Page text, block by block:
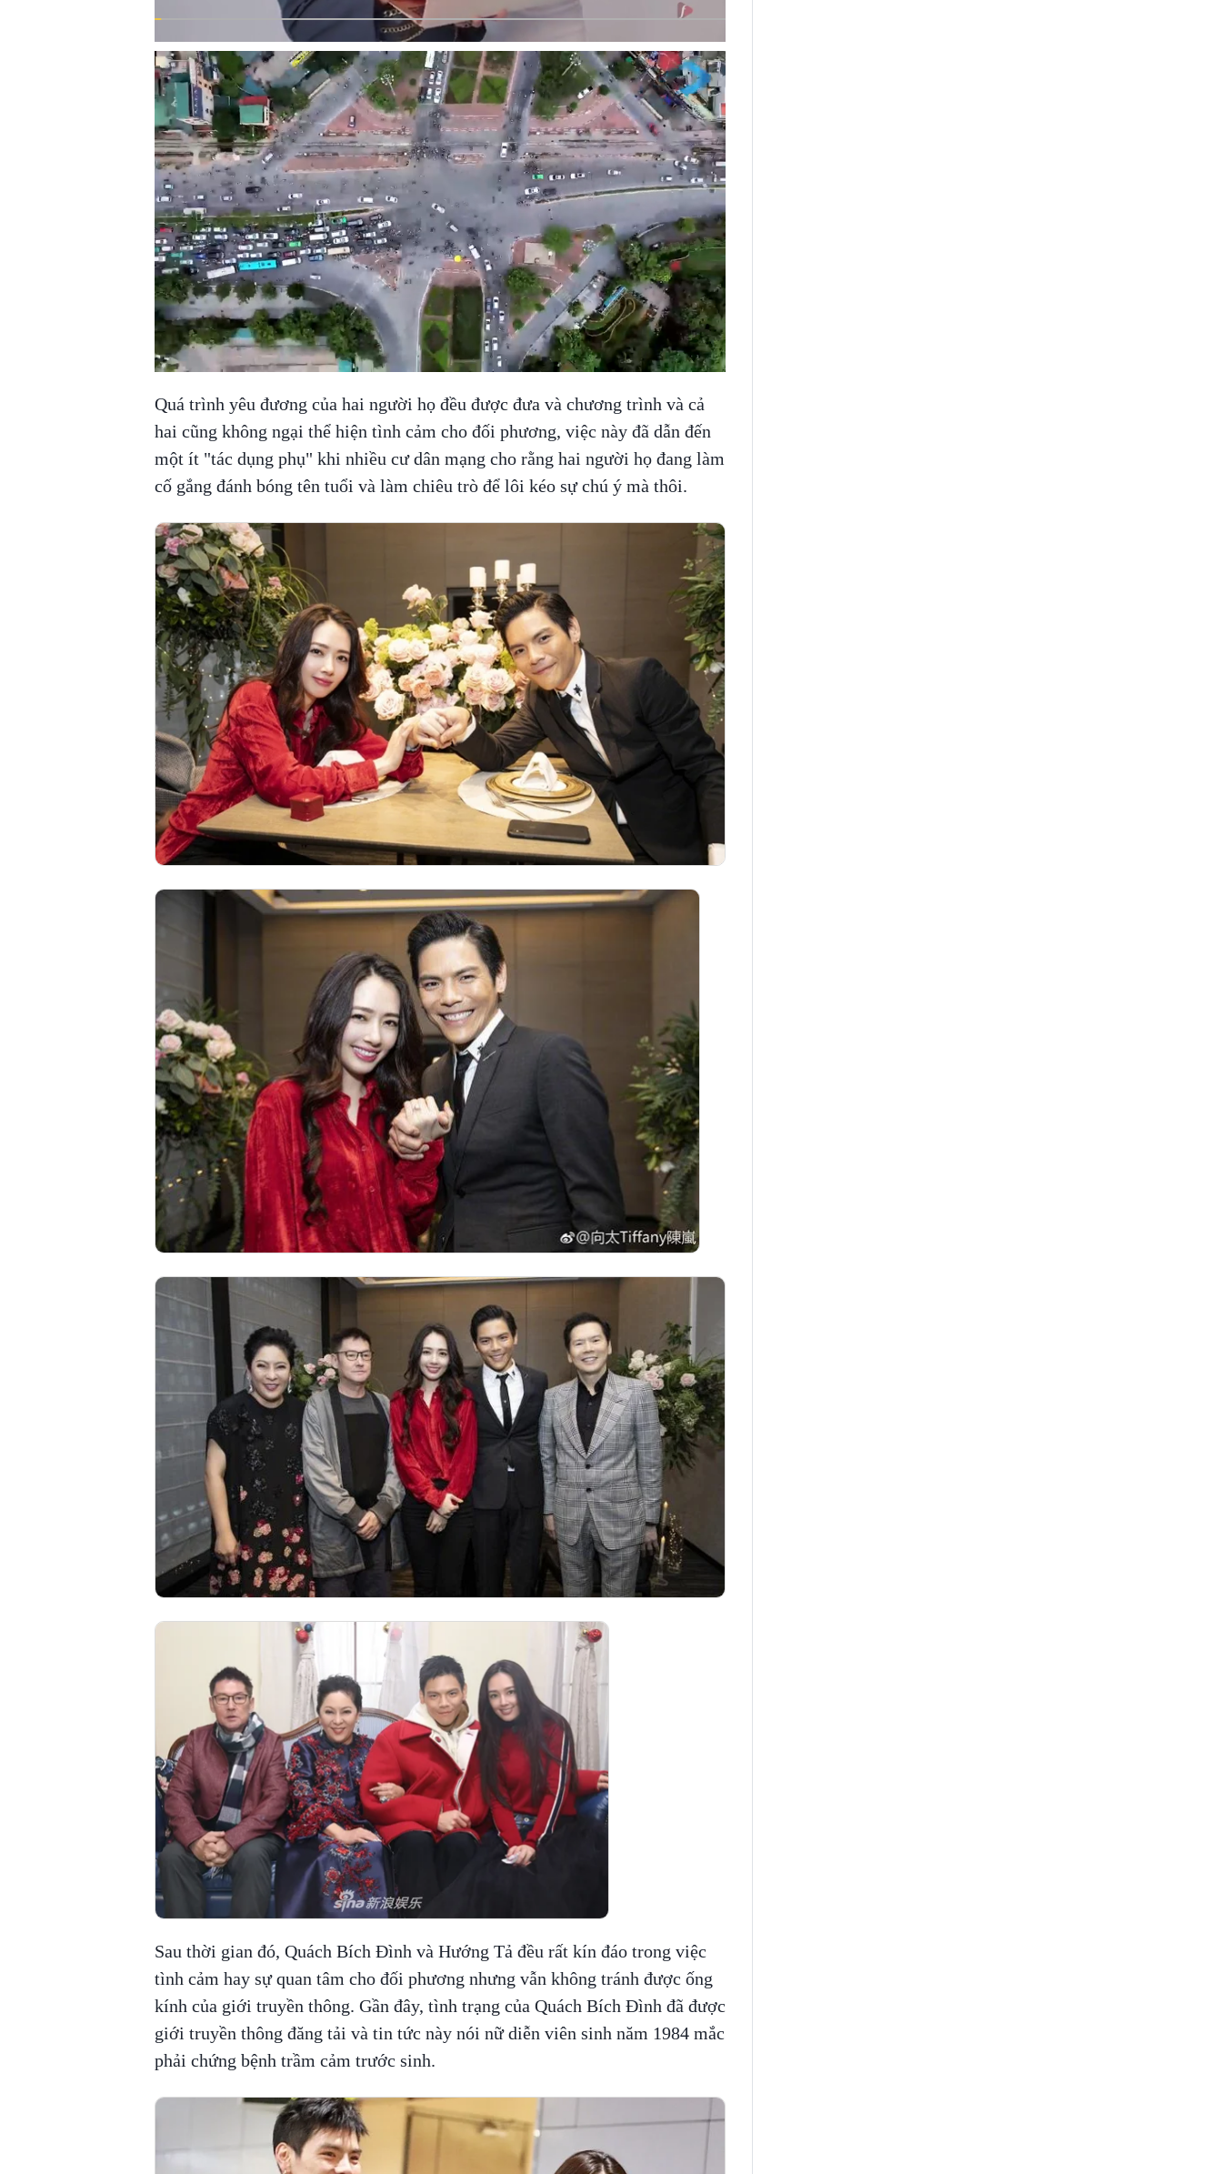
Quá trình yêu đương của hai người họ đều được đưa và chương trình và cả
hai cũng không ngại thể hiện tình cảm cho đối phương, việc này đã dẫn đến
một ít "tác dụng phụ" khi nhiều cư dân mạng cho rằng hai người họ đang làm
cố gắng đánh bóng tên tuổi và làm chiêu trò để lôi kéo sự chú ý mà thôi.
Sau thời gian đó, Quách Bích Đình và Hướng Tả đều rất kín đáo trong việc
tình cảm hay sự quan tâm cho đối phương nhưng vẫn không tránh được ống
kính của giới truyền thông. Gần đây, tình trạng của Quách Bích Đình đã được
giới truyền thông đăng tải và tin tức này nói nữ diễn viên sinh năm 1984 mắc
phải chứng bệnh trầm cảm trước sinh.